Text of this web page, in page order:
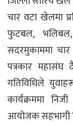
चार वटा खेलमा
फुटबल,
सदरमुकाममा
पत्रकार
गतिविधिले
कार्यक्रममा
आयोजक सहभागी